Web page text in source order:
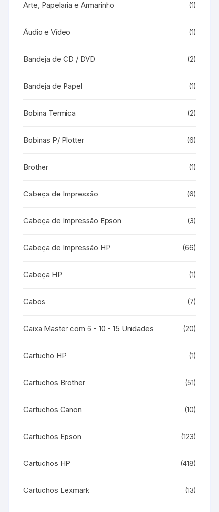
Arte, Papelaria e Armarinho (1)
Áudio e Vídeo (1)
Bandeja de CD / DVD (2)
Bandeja de Papel (1)
Bobina Termica (2)
Bobinas P/ Plotter (6)
Brother (1)
Cabeça de Impressão (6)
Cabeça de Impressão Epson (3)
Cabeça de Impressão HP (66)
Cabeça HP (1)
Cabos (7)
Caixa Master com 6 - 10 - 15 Unidades (20)
Cartucho HP (1)
Cartuchos Brother (51)
Cartuchos Canon (10)
Cartuchos Epson (123)
Cartuchos HP (418)
Cartuchos Lexmark (13)